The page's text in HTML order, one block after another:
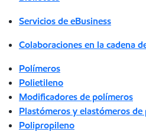
Servicios de eBusiness
Colaboraciones en la cadena
Polímeros
Polietileno
Modificadores de polímeros
Plastómeros y elastómeros
Polipropileno